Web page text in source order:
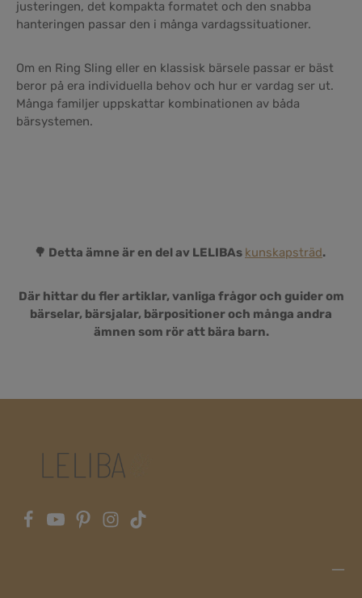
justeringen, det kompakta formatet och den snabba
hanteringen passar den i många vardagssituationer.
Om en Ring Sling eller en klassisk bärsele passar er bäst
beror på era individuella behov och hur er vardag ser ut.
Många familjer uppskattar kombinationen av båda
bärsystemen.
🌳 Detta ämne är en del av LELIBAs kunskapsträd.
Där hittar du fler artiklar, vanliga frågor och guider om
bärselar, bärsjalar, bärpositioner och många andra
ämnen som rör att bära barn.